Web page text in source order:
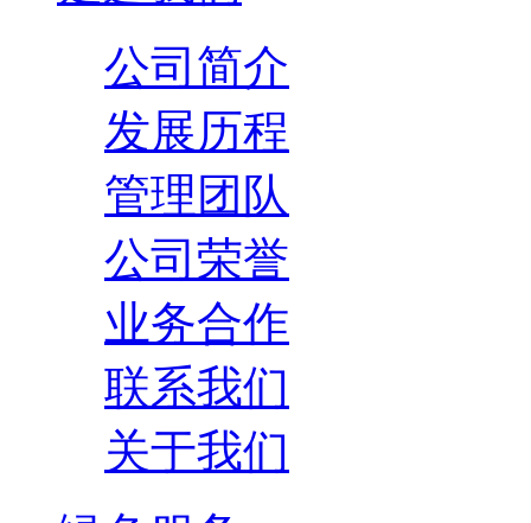
公司简介
发展历程
管理团队
公司荣誉
业务合作
联系我们
关于我们